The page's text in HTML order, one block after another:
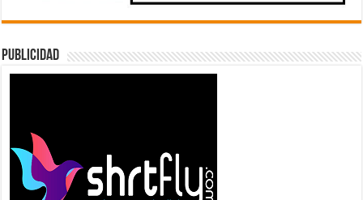
Publicidad